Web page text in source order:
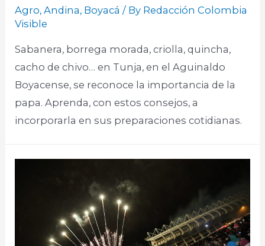
Agro,Andina, Boyacá / By Redacción Colombia
Visible
Sabanera, borrega morada, criolla, quincha,
cacho de chivo… en Tunja, en el Aguinaldo
Boyacense, se reconoce la importancia de la
papa. Aprenda, con estos consejos, a
incorporarla en sus preparaciones cotidianas.